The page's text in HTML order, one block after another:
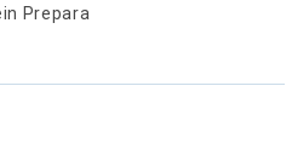
Prepara